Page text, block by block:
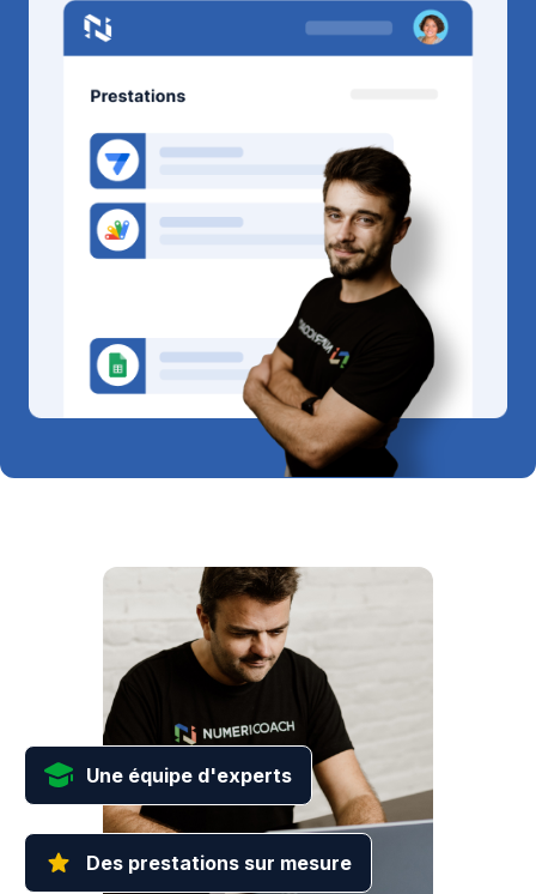
Une équipe d'experts
Des prestations sur mesure